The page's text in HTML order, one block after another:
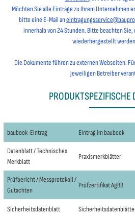
Möchten Sie alle Einträge zu Ihrem Unternehmen
bitte eine E-Mail an
innerhalb von 24 Stunden. Bitte beachten
wiederhergestellt
Die Dokumente führen zu externen Webseiten.
jeweiligen Betreiber
PRODUKTSPEZIFISCHE
baubook-Eintrag Eintrag im baubook
Datenblatt / Technisches
Merkblatt
Praxismerkblätter
Prüfbericht / Messprotokoll /
Gutachten
Prüfzertifikat AgBB
Sicherheitsdatenblatt